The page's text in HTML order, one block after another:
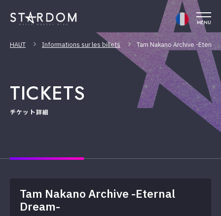
MENU
HAUT Informations sur les billets Tam Nakano Archive -Eternal
TICKETS
チケット詳細
Tam Nakano Archive -Eternal
Dream-